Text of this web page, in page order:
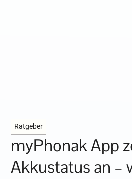
Ratgeber
myPhonak App
Akkustatus an –